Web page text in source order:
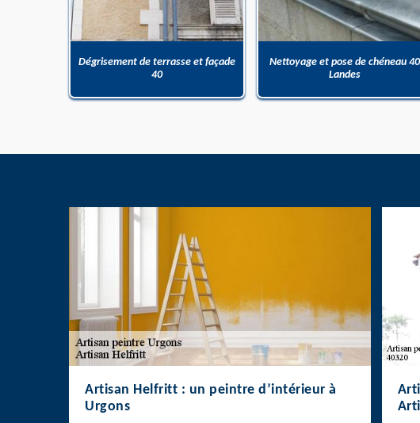
Dégrisement de terrasse et façade
40
Nettoyage et pose de chéneau 40
Landes
Artisan Helfritt : un peintre d’intérieur à
Urgons